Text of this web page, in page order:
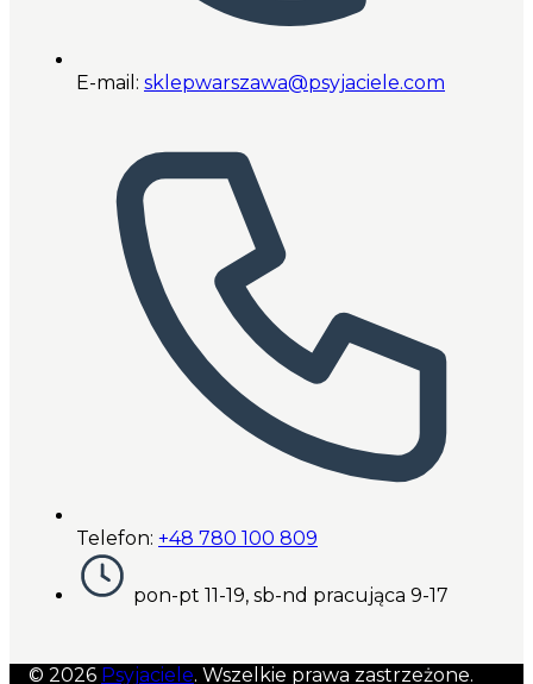
E-mail: sklepwarszawa@psyjaciele.com
Telefon: +48 780 100 809
pon-pt 11-19, sb-nd pracująca 9-17
© 2026 Psyjaciele. Wszelkie prawa zastrzeżone.